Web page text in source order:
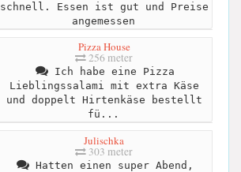
schnell. Essen ist gut und Preise
angemessen
Pizza House
256 meter
Ich habe eine Pizza
Lieblingssalami mit extra Käse
und doppelt Hirtenkäse bestellt
fü...
Julischka
303 meter
Hatten einen super Abend,